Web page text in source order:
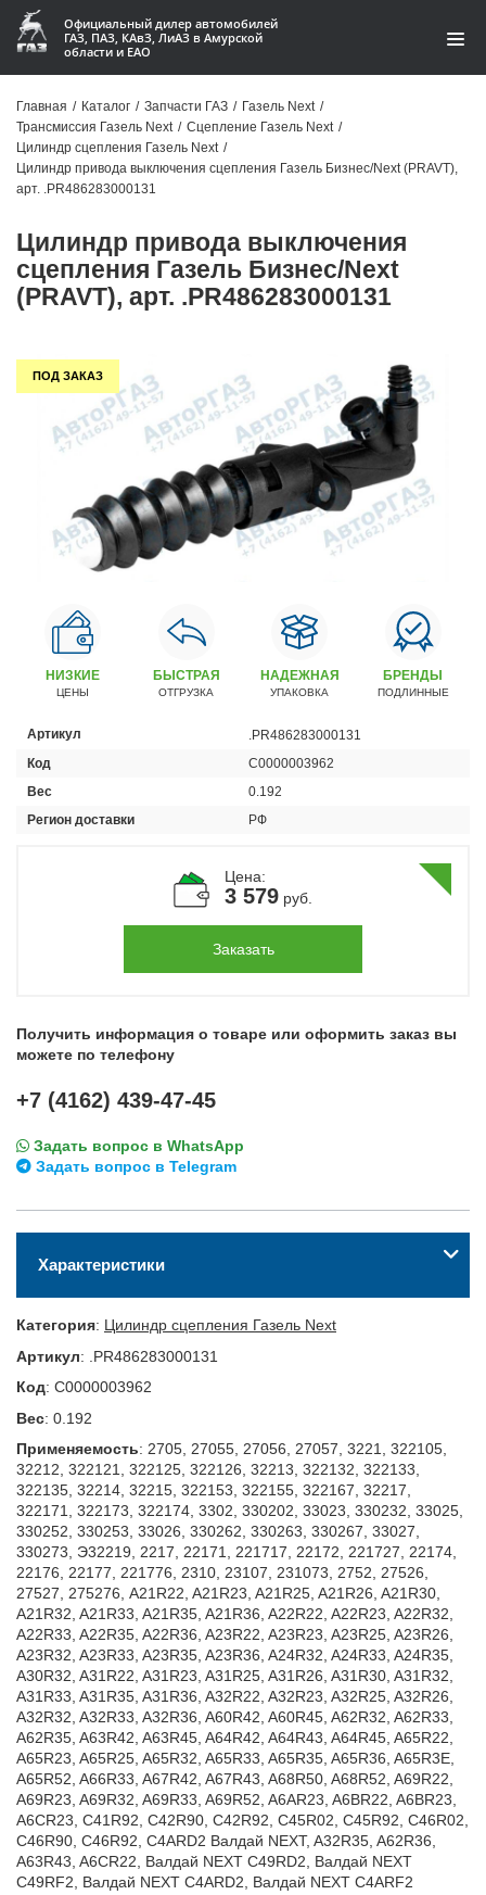
Официальный дилер автомобилей
ГАЗ, ПАЗ, КАвЗ, ЛиАЗ в Амурской
области и ЕАО
Акции
О компании
Контакты
Доставка
Статьи
Автомобили
Автомобили
+7 (4162) 22-95-09
Сервисный центр
+7 (4162) 22–95–69
График работы: ПН-ПТ с 8.30 до 18.00 (+6 по МСК)
График работы сервис: ПН-СБ с 8.30 до 20.00
Главная / Каталог / Запчасти ГАЗ / Газель Next /
Трансмиссия Газель Next / Сцепление Газель Next /
Цилиндр сцепления Газель Next /
Цилиндр привода выключения сцепления Газель Бизнес/Next (PRAVT),
арт. .PR486283000131
Цилиндр привода выключения
сцепления Газель Бизнес/Next
(PRAVT), арт. .PR486283000131
ПОД ЗАКАЗ
НИЗКИЕ
ЦЕНЫ
БЫСТРАЯ
ОТГРУЗКА
НАДЕЖНАЯ
УПАКОВКА
БРЕНДЫ
ПОДЛИННЫЕ
Артикул
.PR486283000131
Код
С0000003962
Вес
0.192
Регион доставки
РФ
Цена:
3 579 руб.
Заказать
Получить информация о товаре или оформить заказ вы
можете по телефону
+7 (4162) 439-47-45
Задать вопрос в WhatsApp
Задать вопрос в Telegram
Характеристики
Категория: Цилиндр сцепления Газель Next
Артикул:
.PR486283000131
Код: С0000003962
Вес: 0.192
Применяемость: 2705, 27055, 27056, 27057, 3221, 322105,
32212, 322121, 322125, 322126, 32213, 322132, 322133,
322135, 32214, 32215, 322153, 322155, 322167, 32217,
322171, 322173, 322174, 3302, 330202, 33023, 330232, 33025,
330252, 330253, 33026, 330262, 330263, 330267, 33027,
330273, Э32219, 2217, 22171, 221717, 22172, 221727, 22174,
22176, 22177, 221776, 2310, 23107, 231073, 2752, 27526,
27527, 275276, A21R22, A21R23, A21R25, A21R26, A21R30,
A21R32, A21R33, A21R35, A21R36, A22R22, A22R23, A22R32,
A22R33, A22R35, A22R36, A23R22, A23R23, A23R25, A23R26,
A23R32, A23R33, A23R35, A23R36, A24R32, A24R33, A24R35,
A30R32, A31R22, A31R23, A31R25, A31R26, A31R30, A31R32,
A31R33, A31R35, A31R36, A32R22, A32R23, A32R25, A32R26,
A32R32, A32R33, A32R36, A60R42, A60R45, A62R32, A62R33,
A62R35, A63R42, A63R45, A64R42, A64R43, A64R45, A65R22,
A65R23, A65R25, A65R32, A65R33, A65R35, A65R36, A65R3E,
A65R52, A66R33, A67R42, A67R43, A68R50, A68R52, A69R22,
A69R23, A69R32, A69R33, A69R52, A6AR23, A6BR22, A6BR23,
A6CR23, C41R92, C42R90, C42R92, C45R02, C45R92, C46R02,
C46R90, C46R92, C4ARD2 Валдай NEXT, A32R35, A62R36,
A63R43, A6CR22, Валдай NEXT C49RD2, Валдай NEXT
C49RF2, Валдай NEXT C4ARD2, Валдай NEXT C4ARF2